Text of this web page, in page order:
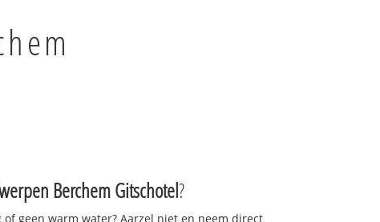
Berchem Gitschotel?
of geen warm water? Aarzel niet en neem direct